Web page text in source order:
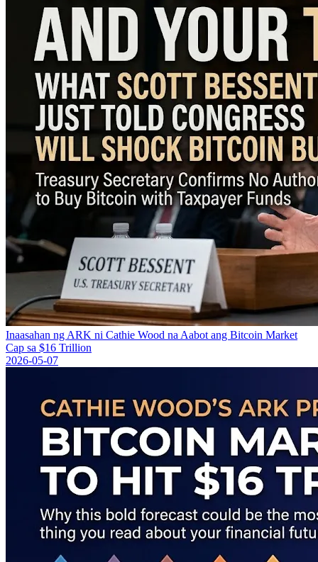
Inaasahan ng ARK ni Cathie Wood na Aabot ang Bitcoin Market
Cap sa $16 Trillion
2026-05-07